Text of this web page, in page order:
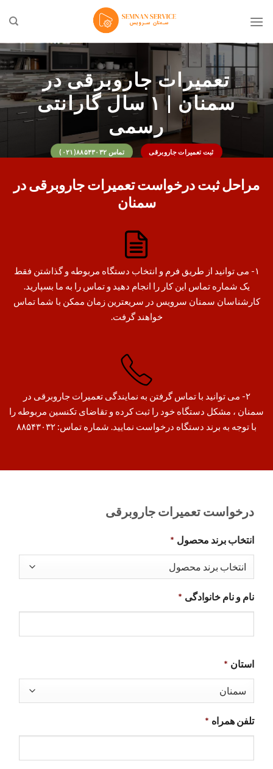
تعمیرات جاروبرقی در
سمنان | ۱ سال گارانتی
رسمی
ثبت تعمیرات جاروبرقی تماس ۸۸۵۴۳۰۳۲(۰۲۱)
مراحل ثبت درخواست تعمیرات جاروبرقی در
سمنان
۱- می توانید از طریق فرم و انتخاب دستگاه مربوطه و گذاشتن فقط
یک شماره تماس این کار را انجام دهید و تماس را به ما بسپارید.
کارشناسان سمنان سرویس در سریعترین زمان ممکن با شما تماس
خواهند گرفت.
۲- می توانید با تماس گرفتن به نمایندگی تعمیرات جاروبرقی در
سمنان ، مشکل دستگاه خود را ثبت کرده و تقاضای تکنسین مربوطه را
با توجه به برند دستگاه درخواست نمایید. شماره تماس: ۸۸۵۴۳۰۳۲
درخواست تعمیرات جاروبرقی
انتخاب برند محصول *
نام و نام خانوادگی *
استان *
تلفن همراه *